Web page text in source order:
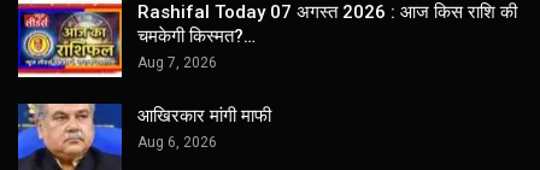
Rashifal Today 07 अगस्त 2026 : आज किस राशि की
चमकेगी किस्मत?…
Aug 7, 2026
आखिरकार मांगी माफी
Aug 6, 2026